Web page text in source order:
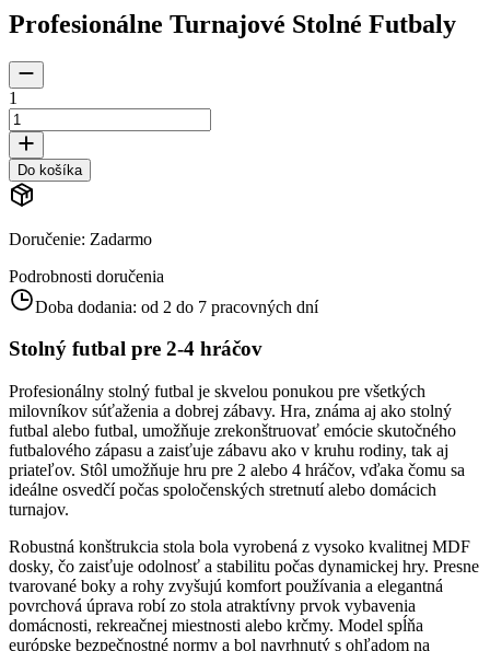
Profesionálne Turnajové Stolné Futbaly
1
Do košíka
Doručenie: Zadarmo
Podrobnosti doručenia
Doba dodania: od 2 do 7 pracovných dní
Stolný futbal pre 2-4 hráčov
Profesionálny stolný futbal je skvelou ponukou pre všetkých
milovníkov súťaženia a dobrej zábavy. Hra, známa aj ako stolný
futbal alebo futbal, umožňuje zrekonštruovať emócie skutočného
futbalového zápasu a zaisťuje zábavu ako v kruhu rodiny, tak aj
priateľov. Stôl umožňuje hru pre 2 alebo 4 hráčov, vďaka čomu sa
ideálne osvedčí počas spoločenských stretnutí alebo domácich
turnajov.
Robustná konštrukcia stola bola vyrobená z vysoko kvalitnej MDF
dosky, čo zaisťuje odolnosť a stabilitu počas dynamickej hry. Presne
tvarované boky a rohy zvyšujú komfort používania a elegantná
povrchová úprava robí zo stola atraktívny prvok vybavenia
domácnosti, rekreačnej miestnosti alebo krčmy. Model spĺňa
európske bezpečnostné normy a bol navrhnutý s ohľadom na